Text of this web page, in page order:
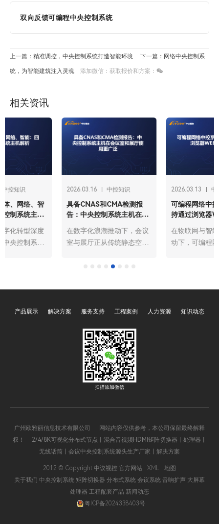
双向反馈可编程中央控制系统
上一篇：精准调控，中央控制系统打造智能环境​ 下一篇：网络中央控制系
统，为智能建筑注入灵魂​ 添加微信：获取报价和方案：
相关资讯
2026.03.16 中控知识
具备CNAS和CMA检测报
告：中央控制系统主机在会
在数字化浪潮推动下，会议
室与展厅正从传统静态空间
优势，成为两大场景的必备
合格评定国家认可委员会）
重检测报告的中央控制系统
主机，因在质量、性能、合
规性上更具保障，已成为市
场主流选择，使用范围远超
普通无认证产品，深度赋能
式展示。
2026.03.13 中控知识
可编程网络中控系统主机支
持通过浏览器WER管理控制
在物联网与智能化浪潮的推
动下，可编程网络中控系统
协同、指令下发、状态监控
过浏览器WEB管理控制是该
打破了传统C/S架构的操作
局限，依托B/S架构的优
势，实现了跨终端、跨地域
的便捷管控，大幅降低了操
作门槛，提升了系统运维效
的重要技术支撑。
产品展示 解决方案 服务支持 工程案例 人力资源 知识动态
扫描添加微信
广州欧雅丽信息技术有限公司 网站内容仅供参考，本公司保留最终解释
权！ 2/4/8K可视化分布式节点丨混合音视频HDMI矩阵切换器丨处理器丨
无线话筒丨会议中央控制系统源头生产厂家丨解决方案
2012 © Copyright 中议视控 官方网站 XML
地图
关于我们 中央控制系统 矩阵切换器 分布式系统 会议系统 音响扩声 大屏幕
处理器 工程配套产品 新闻动态
粤ICP备2024338403号